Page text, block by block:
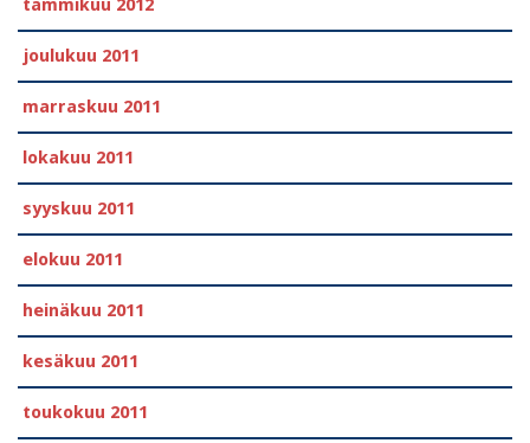
tammikuu 2012
joulukuu 2011
marraskuu 2011
lokakuu 2011
syyskuu 2011
elokuu 2011
heinäkuu 2011
kesäkuu 2011
toukokuu 2011